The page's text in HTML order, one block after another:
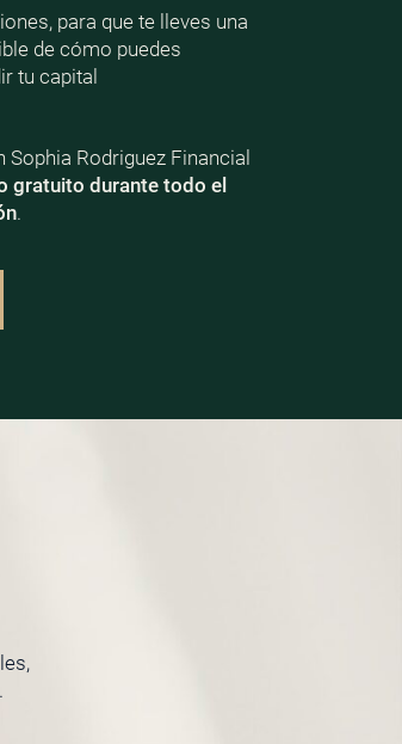
para que te lleves una
de cómo puedes
tu capital
Rodriguez Financial
gratuito durante todo el
.